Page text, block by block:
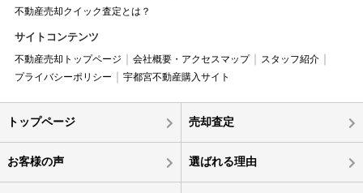
不動産売却クイック査定とは？
サイトコンテンツ
不動産売却トップページ 会社概要・アクセスマップ
スタッフ紹介
プライバシーポリシー
宇都宮不動産購入サイト
トップページ 売却査定
お客様の声 選ばれる理由